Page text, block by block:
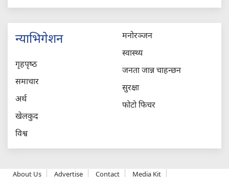
न्याभिगेशन
गृहपृष्‍ठ
समाचार
अर्थ
खेलकुद
विश्व
मनोरञ्जन
स्वास्थ्य
जनता जान्न चाहन्छन
सुरक्षा
फोटो फिचर
About Us Advertise Contact Media Kit